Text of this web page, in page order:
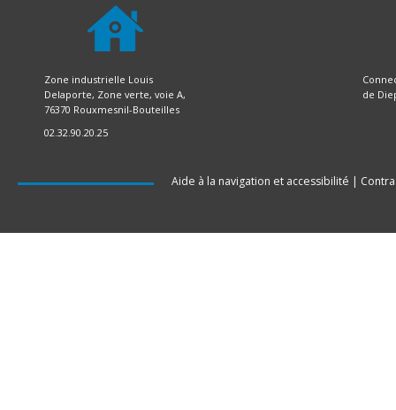
Zone industrielle Louis
Delaporte, Zone verte, voie A,
76370 Rouxmesnil-Bouteilles
02.32.90.20.25
de
Aide à la navigation et accessibilité |